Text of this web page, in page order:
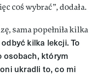
coś wybrać”, dodała.
sama popełniła kilka
kilka lekcji. To
osobach, którym
ukradli to, co mi